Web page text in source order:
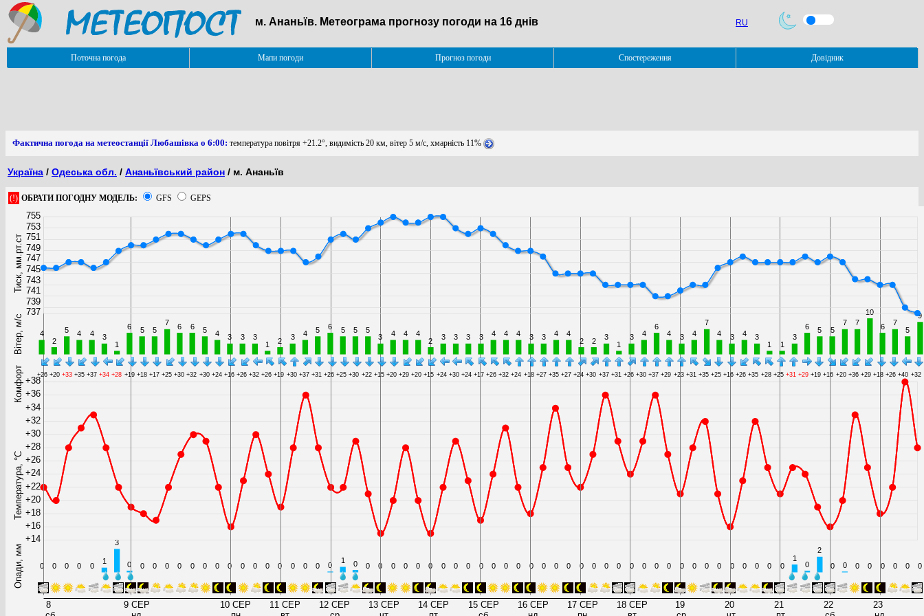
м. Ананьїв. Метеограма прогнозу погоди на 16 днів RU
Поточна погода Мапи погоди Прогноз погоди Спостереження Довідник
Фактична погода на метеостанції Любашівка о 6:00: температура повітря +21.2°, видимість 20 км, вітер 5 м/с, хмарність 11%
Україна / Одеська обл. / Ананьївський район / м. Ананьїв
(!) ОБРАТИ ПОГОДНУ МОДЕЛЬ: GFS GEPS